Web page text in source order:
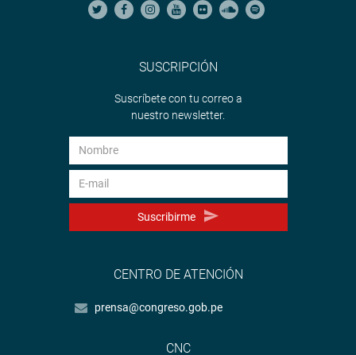
SUSCRIPCIÓN
Suscríbete con tu correo a
nuestro newsletter.
Suscribirme
CENTRO DE ATENCIÓN
prensa@congreso.gob.pe
CNC